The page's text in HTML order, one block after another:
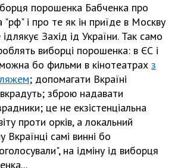
порошенка Бабченка про
і про те як ѵін приїде в Москву
Захід ѵід України. Так само
виборці порошенка: в ЄС і
бо фильми в кінотеатрах з
; допомагати Вкраїні
зброю надавати
це не екзістенціальна
проти орків, а локальний
самі винні бо
на ѵідміну ѵід виборця